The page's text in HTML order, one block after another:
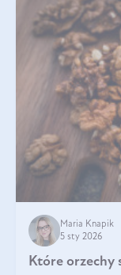
Maria Knapik
5 sty 2026
Które orzechy